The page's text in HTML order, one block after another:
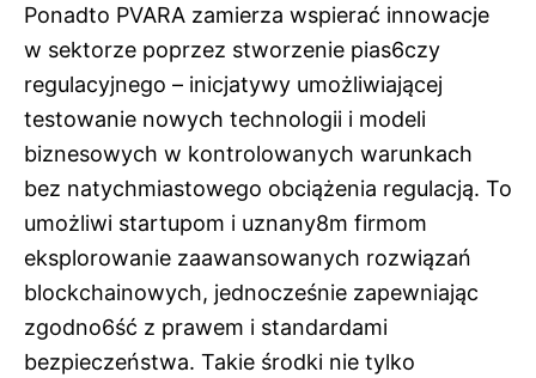
Ponadto PVARA zamierza wspierać innowacje
w sektorze poprzez stworzenie pias6czy
regulacyjnego – inicjatywy umożliwiającej
testowanie nowych technologii i modeli
biznesowych w kontrolowanych warunkach
bez natychmiastowego obciążenia regulacją. To
umożliwi startupom i uznany8m firmom
eksplorowanie zaawansowanych rozwiązań
blockchainowych, jednocześnie zapewniając
zgodno6ść z prawem i standardami
bezpieczeństwa. Takie środki nie tylko